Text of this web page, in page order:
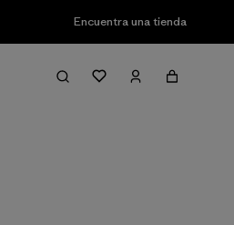
Encuentra una tienda
Filter & Sort